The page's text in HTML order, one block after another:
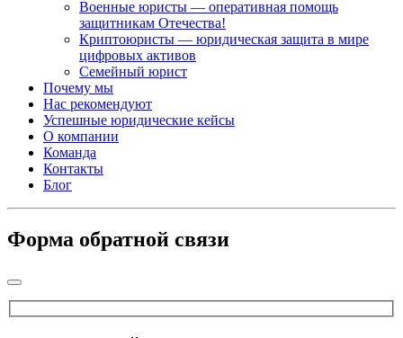
Военные юристы — оперативная помощь
защитникам Отечества!
Криптоюристы — юридическая защита в мире
цифровых активов
Семейный юрист
Почему мы
Нас рекомендуют
Успешные юридические кейсы
О компании
Команда
Контакты
Блог
Форма обратной связи